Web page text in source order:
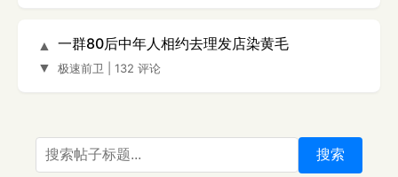
▲
▼
一群80后中年人相约去理发店染黄毛
极速前卫 132 评论
搜索